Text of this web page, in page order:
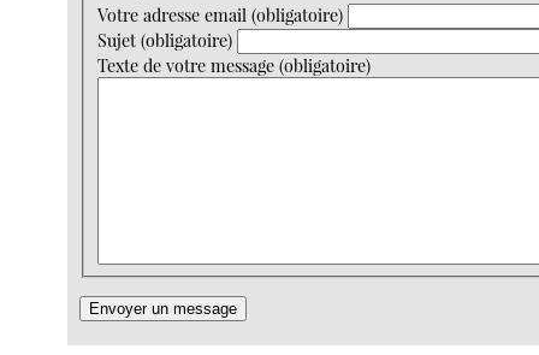
Votre adresse email (obligatoire)
Sujet (obligatoire)
Texte de votre message (obligatoire)